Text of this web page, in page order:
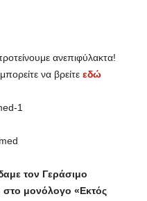
ανεπιφύλακτα!
να βρείτε εδώ
τον Γεράσιμο
μονόλογο «Εκτός